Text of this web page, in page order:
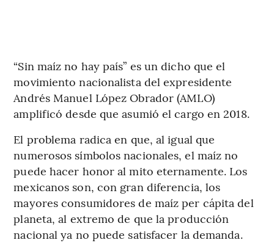
“Sin maíz no hay país” es un dicho que el
movimiento nacionalista del expresidente
Andrés Manuel López Obrador (AMLO)
amplificó desde que asumió el cargo en 2018.
El problema radica en que, al igual que
numerosos símbolos nacionales, el maíz no
puede hacer honor al mito eternamente. Los
mexicanos son, con gran diferencia, los
mayores consumidores de maíz per cápita del
planeta, al extremo de que la producción
nacional ya no puede satisfacer la demanda.